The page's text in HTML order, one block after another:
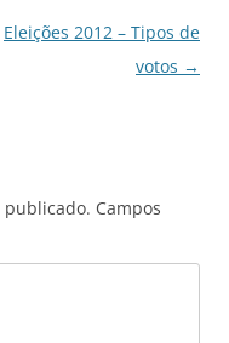
Eleições 2012 – Tipos de
votos →
publicado. Campos